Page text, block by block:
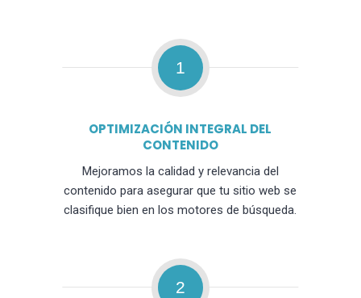
1
OPTIMIZACIÓN INTEGRAL DEL
CONTENIDO
Mejoramos la calidad y relevancia del
contenido para asegurar que tu sitio web se
clasifique bien en los motores de búsqueda.
2